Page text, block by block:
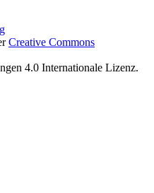
Creative Commons
4.0 Internationale Lizenz.